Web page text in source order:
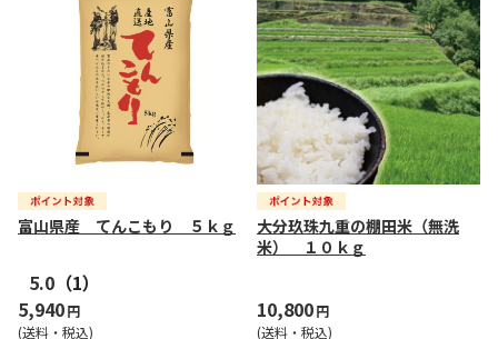
富山県産 てんこもり ５ｋｇ
5.0 （1）
5,940円
(送料・税込)
大分玖珠九重の棚田米（無洗
米） １０ｋｇ
10,800円
(送料・税込)